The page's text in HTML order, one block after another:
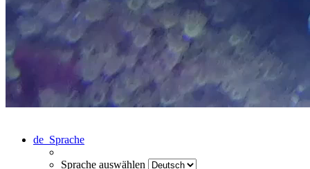
de Sprache
Sprache auswählen